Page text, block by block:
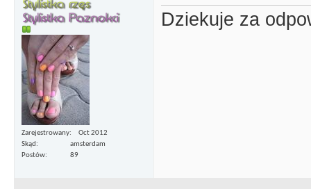
Zarejestrowany
Oct 2012
Skąd
amsterdam
Postów
89
Dziekuje za